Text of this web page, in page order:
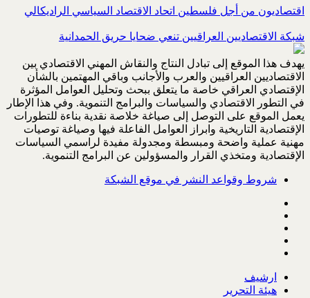
اقتصاديون من أجل فلسطين اتحاد الاقتصاد السياسي الراديكالي
شبكة الاقتصاديين العراقيين تنعي ضحايا حريق الحمدانية
يهدف هذا الموقع إلى تبادل النتاج والنقاش المهني الاقتصادي بين
الاقتصاديين العراقيين والعرب والأجانب وباقي المهتمين بالشأن
الإقتصادي العراقي خاصة ما يتعلق ببحث وتحليل العوامل المؤثرة
في التطور الاقتصادي والسياسات والبرامج التنموية. وفي هذا الإطار
يعمل الموقع على التوصل إلى صياغة خلاصة نقدية بناءة للتطورات
الإقتصادية التاريخية وابراز العوامل الفاعلة فيها وصياغة توصيات
مهنية عملية واضحة ومبسطة ومجدولة مفيدة لراسمي السياسات
الإقتصادية ومتخذي القرار والمسؤولين عن البرامج التنموية.
شروط وقواعد النشر في موقع الشبكة
ارشيف
هيئة التحرير